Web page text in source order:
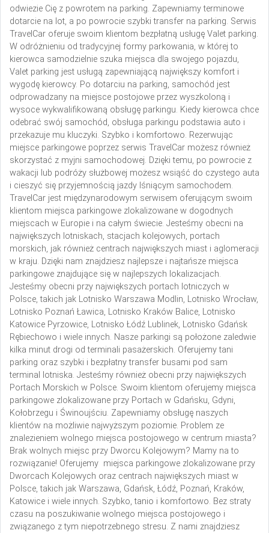
odwiezie Cię z powrotem na parking. Zapewniamy terminowe
dotarcie na lot, a po powrocie szybki transfer na parking. Serwis
TravelCar oferuje swoim klientom bezpłatną usługę Valet parking.
W odróżnieniu od tradycyjnej formy parkowania, w której to
kierowca samodzielnie szuka miejsca dla swojego pojazdu,
Valet parking jest usługą zapewniającą największy komfort i
wygodę kierowcy. Po dotarciu na parking, samochód jest
odprowadzany na miejsce postojowe przez wyszkoloną i
wysoce wykwalifikowaną obsługę parkingu. Kiedy kierowca chce
odebrać swój samochód, obsługa parkingu podstawia auto i
przekazuje mu kluczyki. Szybko i komfortowo. Rezerwując
miejsce parkingowe poprzez serwis TravelCar możesz również
skorzystać z myjni samochodowej. Dzięki temu, po powrocie z
wakacji lub podróży służbowej możesz wsiąść do czystego auta
i cieszyć się przyjemnością jazdy lśniącym samochodem.
TravelCar jest międzynarodowym serwisem oferującym swoim
klientom miejsca parkingowe zlokalizowane w dogodnych
miejscach w Europie i na całym świecie. Jesteśmy obecni na
największych lotniskach, stacjach kolejowych, portach
morskich, jak również centrach największych miast i aglomeracji
w kraju. Dzięki nam znajdziesz najlepsze i najtańsze miejsca
parkingowe znajdujące się w najlepszych lokalizacjach.
Jesteśmy obecni przy największych portach lotniczych w
Polsce, takich jak Lotnisko Warszawa Modlin, Lotnisko Wrocław,
Lotnisko Poznań Ławica, Lotnisko Kraków Balice, Lotnisko
Katowice Pyrzowice, Lotnisko Łódź Lublinek, Lotnisko Gdańsk
Rębiechowo i wiele innych. Nasze parkingi są położone zaledwie
kilka minut drogi od terminali pasażerskich. Oferujemy tani
parking oraz szybki i bezpłatny transfer busami pod sam
terminal lotniska. Jesteśmy również obecni przy największych
Portach Morskich w Polsce. Swoim klientom oferujemy miejsca
parkingowe zlokalizowane przy Portach w Gdańsku, Gdyni,
Kołobrzegu i Świnoujściu. Zapewniamy obsługę naszych
klientów na możliwie najwyższym poziomie. Problem ze
znalezieniem wolnego miejsca postojowego w centrum miasta?
Brak wolnych miejsc przy Dworcu Kolejowym? Mamy na to
rozwiązanie! Oferujemy miejsca parkingowe zlokalizowane przy
Dworcach Kolejowych oraz centrach największych miast w
Polsce, takich jak Warszawa, Gdańsk, Łódź, Poznań, Kraków,
Katowice i wiele innych. Szybko, tanio i komfortowo. Bez straty
czasu na poszukiwanie wolnego miejsca postojowego i
związanego z tym niepotrzebnego stresu. Z nami znajdziesz